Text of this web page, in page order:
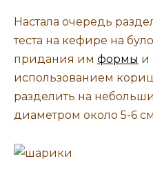
Настала очередь
теста на кефире на
придания им формы и
использованием
разделить на
диаметром около 5-6